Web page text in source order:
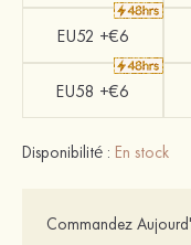
EU52 +€6
EU58 +€6
Disponibilité : En stock
Commandez